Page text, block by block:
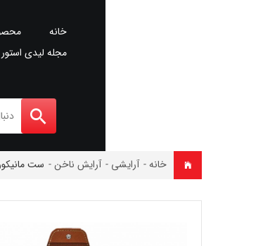
خانه
مجله لیدی استور
خانه - آرایشی - آرایش ناخن - ست مانیکور 12 تکه با کیف